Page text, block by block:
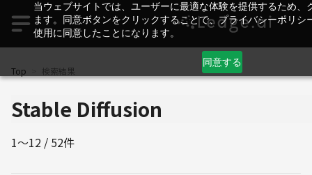
当ウェブサイトでは、ユーザーに最適な体験を提供するため、
ます。同意ボタンをクリックすることで、プライバシーポリシ
使用に同意したことになります。
同意する
Top 検索結果
1～12 / 52件